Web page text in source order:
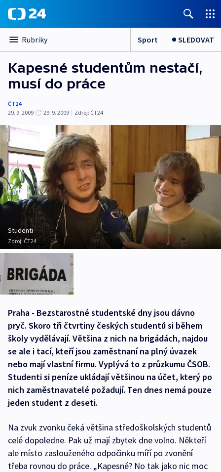
Rubriky Sport SLEDOVAT
Kapesné studentům nestačí,
musí do práce
ČT24
29. 9. 2009
29. 9. 2009 | Zdroj: ČT24
Studenti
Zdroj: ČT24
Praha - Bezstarostné studentské dny jsou dávno
pryč. Skoro tři čtvrtiny českých studentů si během
školy vydělávají. Většina z nich na brigádách, najdou
se ale i tací, kteří jsou zaměstnaní na plný úvazek
nebo mají vlastní firmu. Vyplývá to z průzkumu ČSOB.
Studenti si peníze ukládají většinou na účet, který po
nich zaměstnavatelé požadují. Ten dnes nemá pouze
jeden student z deseti.
Na zvuk zvonku čeká většina středoškolských studentů
celé dopoledne. Pak už mají zbytek dne volno. Někteří
ale místo zaslouženého odpočinku míří po zvonění
třeba rovnou do práce. „Kapesné? No tak jako nic moc